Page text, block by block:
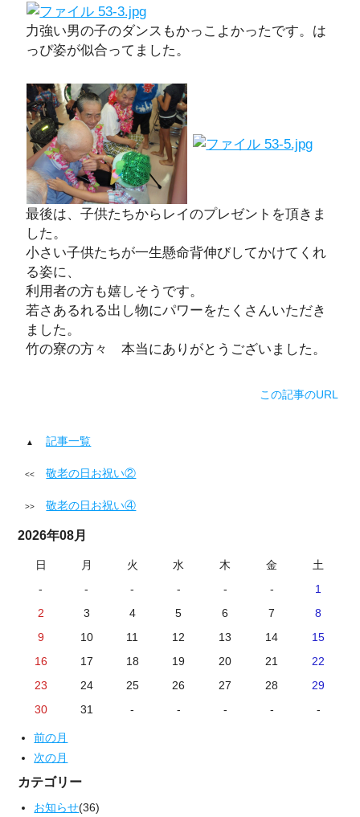
力強い男の子のダンスもかっこよかったです。は
っぴ姿が似合ってました。
最後は、子供たちからレイのプレゼントを頂きま
した。
小さい子供たちが一生懸命背伸びしてかけてくれ
る姿に、
利用者の方も嬉しそうです。
若さあるれる出し物にパワーをたくさんいただき
ました。
竹の寮の方々 本当にありがとうございました。
この記事のURL
記事一覧
敬老の日お祝い②
敬老の日お祝い④
2026年08月
日 月 火 水 木 金
土
-
- - - - -
1
2
3 4 5 6 7
8
9
10 11 12 13 14
15
16
17 18 19 20 21
22
23
24 25 26 27 28
29
30
31 - - - - -
前の月
次の月
カテゴリー
お知らせ(36)